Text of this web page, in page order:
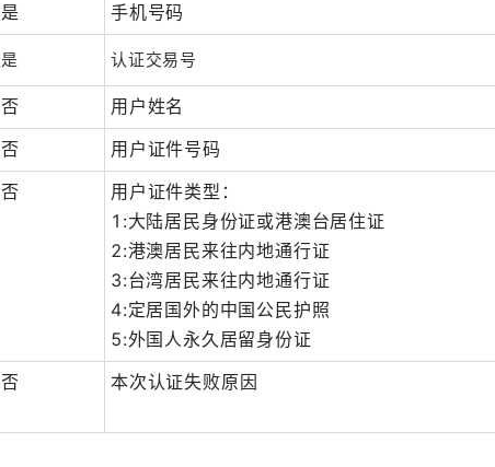
是 手机号码
是 认证交易号
否
用户姓名
否
用户证件号码
否
用户证件类型：
1:大陆居民身份证或港澳台居住证
2:港澳居民来往内地通行证
3:台湾居民来往内地通行证
4:定居国外的中国公民护照
5:外国人永久居留身份证
否 本次认证失败原因